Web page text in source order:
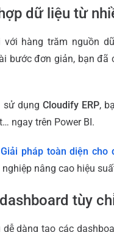
dữ liệu từ
hàng trăm nguồn
bước đơn giản, bạn
sử dụng Cloudify ERP,
ngay trên Power BI.
pháp toàn diện cho
nâng cao hiệu
tùy
dàng tạo các